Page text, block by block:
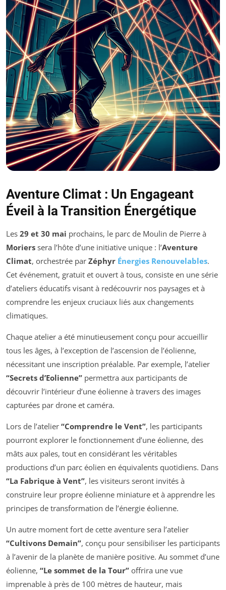
Aventure Climat : Un Engageant
Éveil à la Transition Énergétique
Les 29 et 30 mai prochains, le parc de Moulin de Pierre à
Moriers sera l’hôte d’une initiative unique : l’Aventure
Climat, orchestrée par Zéphyr Énergies Renouvelables.
Cet événement, gratuit et ouvert à tous, consiste en une série
d’ateliers éducatifs visant à redécouvrir nos paysages et à
comprendre les enjeux cruciaux liés aux changements
climatiques.
Chaque atelier a été minutieusement conçu pour accueillir
tous les âges, à l’exception de l’ascension de l’éolienne,
nécessitant une inscription préalable. Par exemple, l’atelier
“Secrets d’Eolienne” permettra aux participants de
découvrir l’intérieur d’une éolienne à travers des images
capturées par drone et caméra.
Lors de l’atelier “Comprendre le Vent”, les participants
pourront explorer le fonctionnement d’une éolienne, des
mâts aux pales, tout en considérant les véritables
productions d’un parc éolien en équivalents quotidiens. Dans
“La Fabrique à Vent”, les visiteurs seront invités à
construire leur propre éolienne miniature et à apprendre les
principes de transformation de l’énergie éolienne.
Un autre moment fort de cette aventure sera l’atelier
“Cultivons Demain”, conçu pour sensibiliser les participants
à l’avenir de la planète de manière positive. Au sommet d’une
éolienne, “Le sommet de la Tour” offrira une vue
imprenable à près de 100 mètres de hauteur, mais